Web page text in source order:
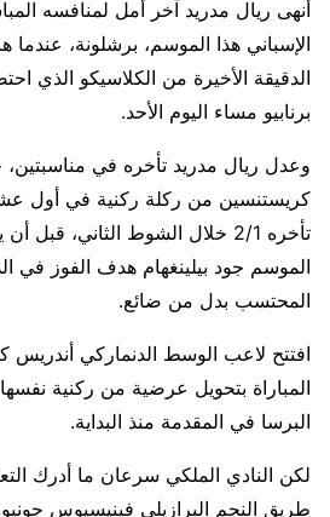
أنهى ريال مدريد آخر أمل لمنافسه
الدقيقة الأخيرة من الكلاسيكو الذي
برنابيو مساء اليوم الأحد.
وعدل ريال مدريد تأخره في
كريستنسين من ركلة ركنية في أول
تأخره 2/1 خلال الشوط الثاني،
الموسم جود بيلينغهام هدف الفوز في
المحتسب بدل من ضائع.
افتتح لاعب الوسط الدنماركي أندريس
المباراة بتحويل عرضية من ركنية نفسها
البرسا في المقدمة منذ البداية.
طريق النجم البرازيلي فينيسيوس